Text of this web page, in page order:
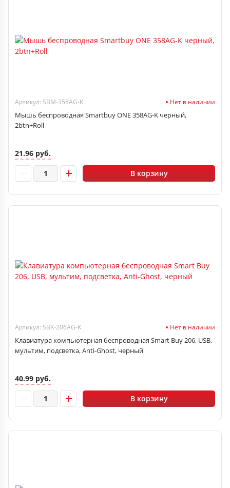
Артикул: SBM-358AG-K Нет в наличии
Мышь беспроводная Smartbuy ONE 358AG-K черный,
2btn+Roll
21.96 руб.
В корзину
Артикул: SBK-206AG-K Нет в наличии
Клавиатура компьютерная беспроводная Smart Buy 206, USB,
мультим, подсветка, Anti-Ghost, черный
40.99 руб.
В корзину